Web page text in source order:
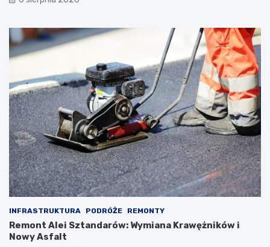
INFRASTRUKTURA PODRÓŻE REMONTY
Remont Alei Sztandarów: Wymiana Krawężników i
Nowy Asfalt